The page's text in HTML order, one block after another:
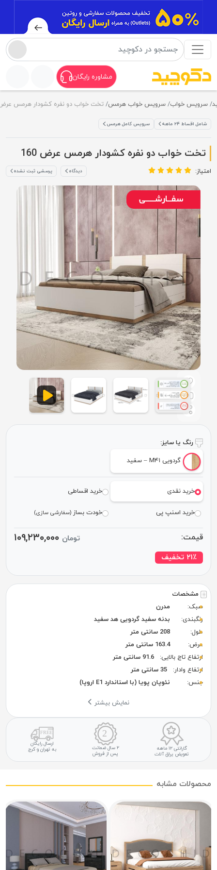
مشاوره رایگان
خواب سرویس خواب هرمس تخت خواب دو نفره کشودار هرمس عرض 160
اقساط ۲۴ ماهه سرویس کامل هرمس
خواب دو نفره کشودار هرمس عرض 160
پرسشی ثبت نشده
مشخصات
سبک:
رنگبندی:
بدنه سفید گردویی هد سفید
عرض:
163.4 سانتی متر
ارتفاع تاج بالایی:
91.6 سانتی متر
ارتفاع وادار:
35 سانتی متر
جنس:
نئوپان پویا (با استاندارد E1 اروپا)
نمایش بیشتر
گارانتی ۱۲ ماهه
تعویض یراق آلات
پس از فروش
ارسال رایگان
به تهران و کرج
رنگ یا سایز:
گردویی M۴۱ – سفید
خرید نقدی خرید اقساطی
خرید اسنپ پی خودت بساز (سفارشی سازی)
قیمت: تومان ۱۰۹,۲۳۰,۰۰۰
۲۱
مشابه